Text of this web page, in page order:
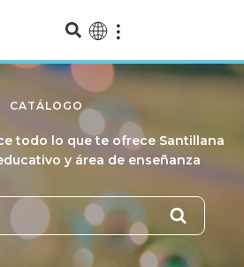
CATÁLOGO
todo lo que te ofrece Santillana
y área de enseñanza